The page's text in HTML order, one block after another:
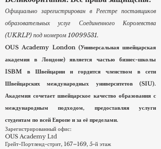
#Профессиональным_нетворкингом,
международным опытом и развитием
карьеры. Академия ОЮС Лондон была
основана в 2023 году и официально
зарегистрирована в Реестре поставщиков
образовательных услу
© OUS Academy Ltd, Лондон,
Великобритания. Все права защищены.
Официально зарегистрирован в Реестре поставщиков
образовательных услуг Соединенного Королевства
(UKRLP) под номером10099531.
OUS Academy London (Универсальная швейцарская
академия в Лондоне) является частью бизнес-школы
ISBM в Швейцарии и гордится членством в сети
Швейцарских международных университетов (SIU).